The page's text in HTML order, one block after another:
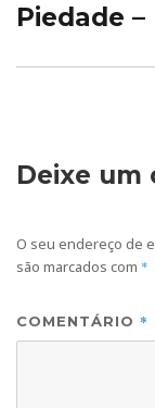
post:
Piedade
Deixe um
O seu endereço de
são marcados com *
COMENTÁRIO *